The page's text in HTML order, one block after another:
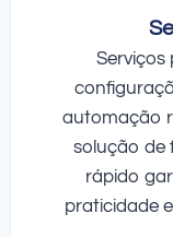
Serviços
automação
solução de
rápido
praticidade